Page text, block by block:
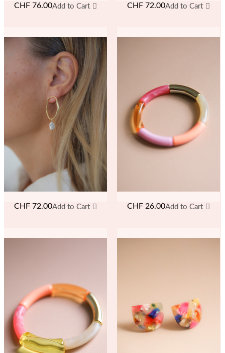
CHF 76.00Add to Cart CHF 72.00Add to Cart
CHF 72.00Add to Cart CHF 26.00Add to Cart